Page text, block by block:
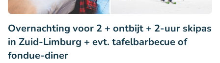
Overnachting voor 2 + ontbijt + 2-uur skipas
in Zuid-Limburg + evt. tafelbarbecue of
fondue-diner